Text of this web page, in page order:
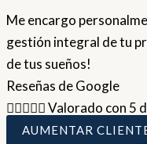
Me encargo
gestión integral de tu
de tus sueños!
Reseñas de Google
Valorado con 5
AUMENTAR